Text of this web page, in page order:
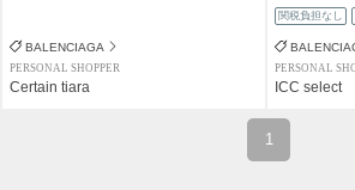
BALENCIAGA
PERSONAL SHOPPER
Certain tiara
関税負担なし
PERSONAL
ICC select
1